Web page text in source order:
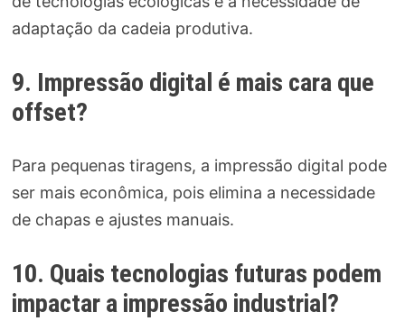
adaptação da cadeia produtiva.
9. Impressão digital é mais cara que
offset?
Para pequenas tiragens, a impressão digital pode
ser mais econômica, pois elimina a necessidade
de chapas e ajustes manuais.
10. Quais tecnologias futuras podem
impactar a impressão industrial?